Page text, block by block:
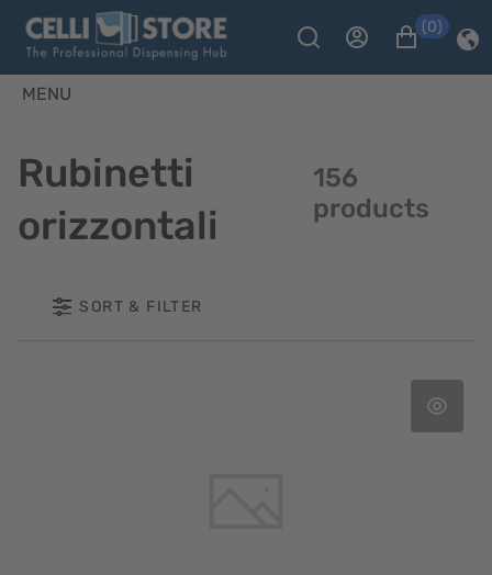
(0)
MENU
Rubinetti
orizzontali
156
products
SORT & FILTER